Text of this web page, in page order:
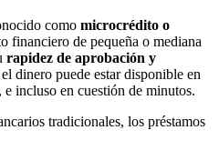
como microcrédito o
financiero de pequeña o mediana
rapidez de aprobación y
dinero puede estar disponible en
incluso en cuestión de minutos.
tradicionales, los préstamos